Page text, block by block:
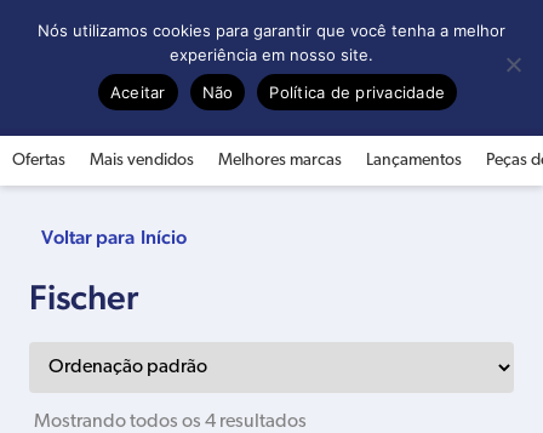
Ofertas Mais vendidos Melhores marcas Lançamentos Peças
Início
Fischer
Mostrando todos os 4 resultados
Nós utilizamos cookies para garantir que você tenha a melhor
experiência em nosso site.
Aceitar
Não Política de privacidade